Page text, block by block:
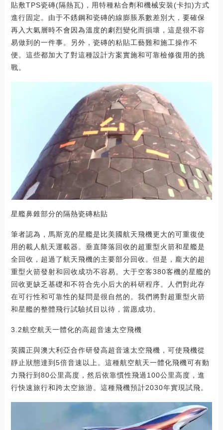
貼敷TPS瓷磚(隔熱瓦)，用特種粘合劑和機械安裝(卡扣)方式
進行固定。由于不銹鋼和瓷磚的線膨脹系數差別大，要確保
再入大氣層時不會因為溫度的劇烈變化而損壞，這是很不容
易做到的一件事。另外，瓷磚的粘貼工藝難和施工操作不
便。這些都加大了對這種設計方案實施和可靠檢修復用的挑
戰。
星艦鼻錐部分的隔熱瓷磚粘貼
筆者認為，馬斯克的星艦是比美國航天飛機更大的可重復使
用的載人航天運載器。垂直降落回收的超重型火箭和星艦是
全回收，超過了航天飛機的主要部分回收。但是，龐大的超
重型火箭發射和回收成功不容易。大于空客380客機的星艦的
回收更缺乏基礎和不符合先小后大的科研程序。人們對此存
在可行性和可靠性的疑問是很自然的。我們將對超重型火箭
和星艦的整體飛行試驗拭目以待，當愿成功。
3.2航空航天一體化的高超音速太空飛機
英國正與澳大利亞合作研發高超音速太空飛機，可使飛機從
靜止狀態達到5倍音速以上。這種航空航天一體化飛機可有動
力飛行到80公里高度，然后依靠慣性飛過100公里高度，進
行快速旅行和跨太空旅游。這種飛機預計2030年實現試飛。